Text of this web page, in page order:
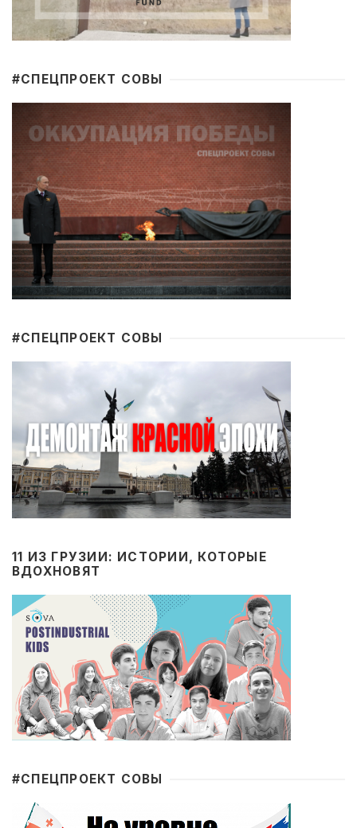
#CПЕЦПРОЕКТ СОВЫ
#CПЕЦПРОЕКТ СОВЫ
11 ИЗ ГРУЗИИ: ИСТОРИИ, КОТОРЫЕ
ВДОХНОВЯТ
#CПЕЦПРОЕКТ СОВЫ